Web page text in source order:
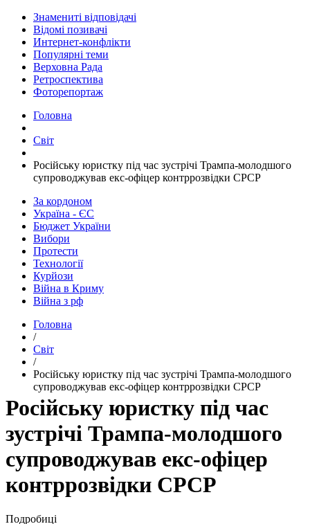
Знамениті відповідачі
Відомі позивачі
Интернет-конфлікти
Популярні теми
Верховна Рада
Ретроспектива
Фоторепортаж
Головна
Світ
​Російську юристку під час зустрічі Трампа-молодшого
супроводжував екс-офіцер контррозвідки СРСР
За кордоном
Україна - ЄС
Бюджет України
Вибори
Протести
Технології
Курйози
Війна в Криму
Війна з рф
Головна
/
Світ
/
​Російську юристку під час зустрічі Трампа-молодшого
супроводжував екс-офіцер контррозвідки СРСР
​Російську юристку під час
зустрічі Трампа-молодшого
супроводжував екс-офіцер
контррозвідки СРСР
Подробиці